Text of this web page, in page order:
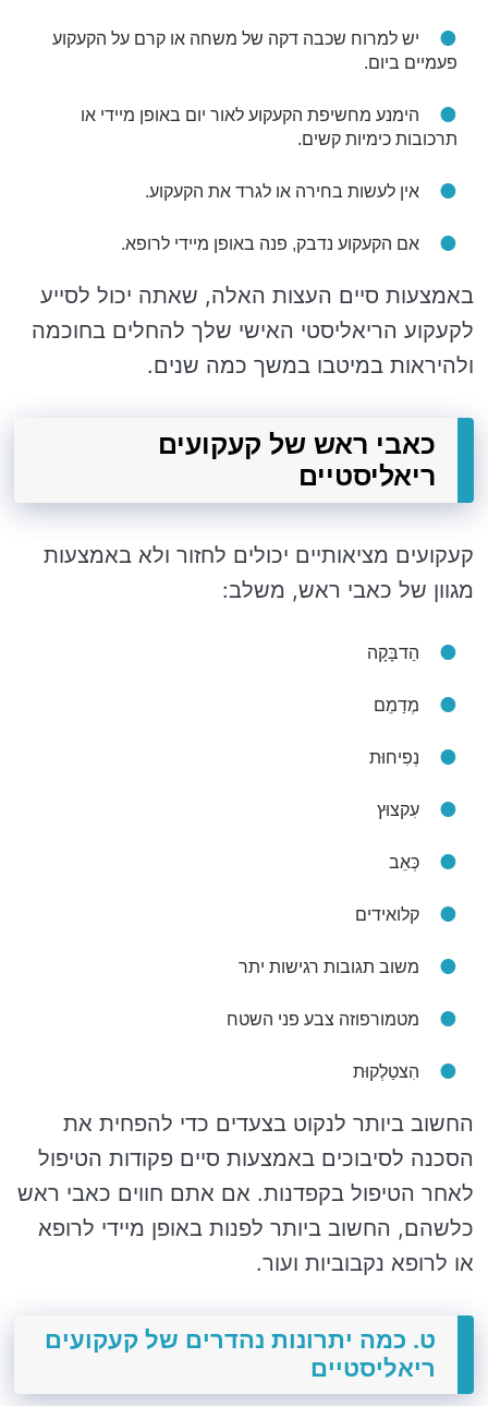
יש למרוח שכבה דקה של משחה או קרם על הקעקוע
פעמיים ביום.
הימנע מחשיפת הקעקוע לאור יום באופן מיידי או
תרכובות כימיות קשים.
אין לעשות בחירה או לגרד את הקעקוע.
אם הקעקוע נדבק, פנה באופן מיידי לרופא.
באמצעות סיים העצות האלה, שאתה יכול לסייע
לקעקוע הריאליסטי האישי שלך להחלים בחוכמה
ולהיראות במיטבו במשך כמה שנים.
כאבי ראש של קעקועים
ריאליסטיים
קעקועים מציאותיים יכולים לחזור ולא באמצעות
מגוון של כאבי ראש, משלב:
הַדבָּקָה
מְדַמֵם
נְפִיחוּת
עִקצוּץ
כְּאֵב
קלואידים
משוב תגובות רגישות יתר
מטמורפוזה צבע פני השטח
הִצטַלְקוּת
החשוב ביותר לנקוט בצעדים כדי להפחית את
הסכנה לסיבוכים באמצעות סיים פקודות הטיפול
לאחר הטיפול בקפדנות. אם אתם חווים כאבי ראש
כלשהם, החשוב ביותר לפנות באופן מיידי לרופא
או לרופא נקבוביות ועור.
ט. כמה יתרונות נהדרים של קעקועים
ריאליסטיים